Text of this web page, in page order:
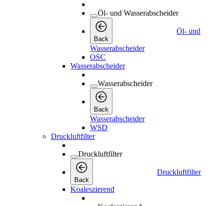
Öl- und Wasserabscheider
Back
Öl- und
Wasserabscheider
OSC
Wasserabscheider
Wasserabscheider
Back
Wasserabscheider
WSD
Druckluftfilter
Druckluftfilter
Back
Druckluftfilter
Koaleszierend